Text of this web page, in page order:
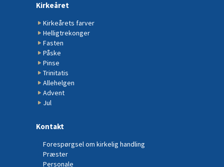
Kirkeåret
Kirkeårets farver
Helligtrekonger
Fasten
Påske
Pinse
Trinitatis
Allehelgen
Advent
Jul
Kontakt
Forespørgsel om kirkelig handling
Præster
Personale